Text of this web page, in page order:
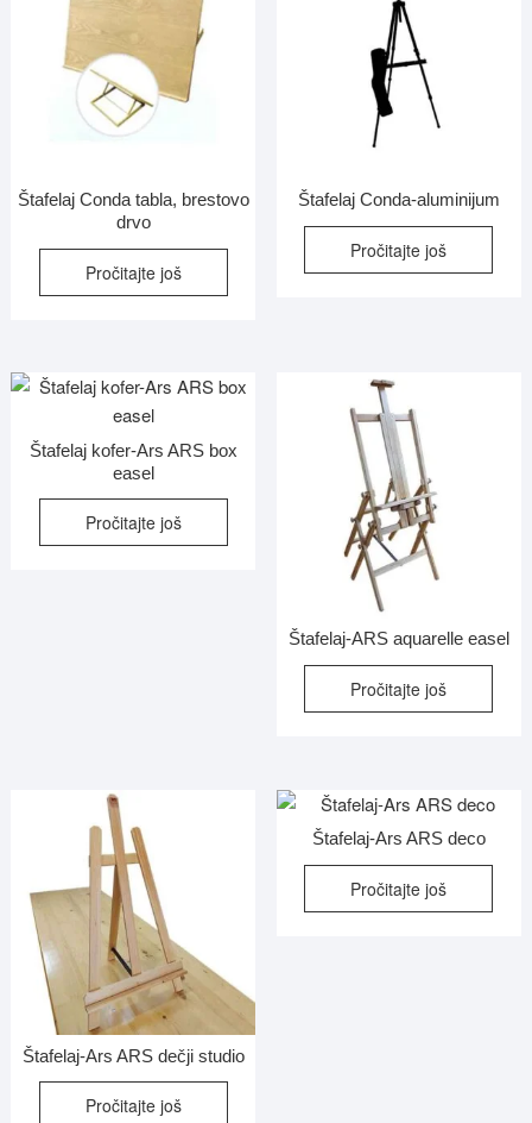
Štafelaj Conda tabla, brestovo
drvo
Pročitajte još
Štafelaj Conda-aluminijum
Pročitajte još
Štafelaj kofer-Ars ARS box
easel
Pročitajte još
Štafelaj-ARS aquarelle easel
Pročitajte još
Štafelaj-Ars ARS dečji studio
Pročitajte još
Štafelaj-Ars ARS deco
Pročitajte još